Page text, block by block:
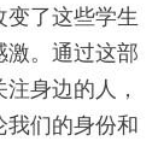
了这些学生
激。通过这部
身边的人，
我们的身份和